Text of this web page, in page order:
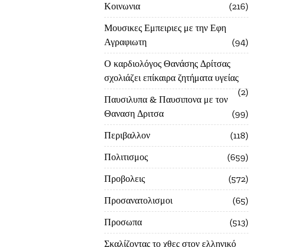
Κοινωνια
216
Μουσικες Εμπειριες με την Εφη
Αγραφιωτη
94
Ο καρδιολόγος Θανάσης Δρίτσας
σχολιάζει επίκαιρα ζητήματα υγείας
2
Παυσιλυπα & Παυσιπονα με τον
Θαναση Δριτσα
99
Περιβαλλον
118
Πολιτισμος
659
Προβολεις
572
Προσανατολισμοι
65
Προσωπα
513
Σκαλίζοντας το χθες στον ελληνικό